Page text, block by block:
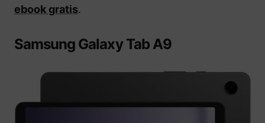
ebook gratis.
Samsung Galaxy Tab A9